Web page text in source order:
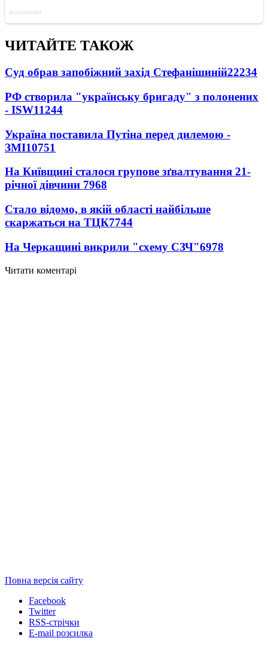
ЧИТАЙТЕ ТАКОЖ
Суд обрав запобіжний захід Стефанішиній22234
РФ створила "українську бригаду" з полонених
- ISW11244
Україна поставила Путіна перед дилемою -
ЗМІ10751
На Київщині сталося групове зґвалтування 21-
річної дівчини 7968
Стало відомо, в якій області найбільше
скаржаться на ТЦК7744
На Черкащині викрили "схему СЗЧ"6978
Читати коментарі
Повна версія сайту
Facebook
Twitter
RSS-стрічки
E-mail розсилка